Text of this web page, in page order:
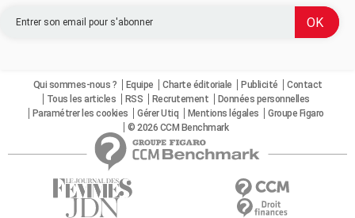
Qui sommes-nous ? Equipe Charte éditoriale Publicité
Contact
Tous les articles
RSS Recrutement
Données personnelles
Paramétrer les cookies
Gérer Utiq Mentions légales
Groupe Figaro
© 2026 CCM Benchmark